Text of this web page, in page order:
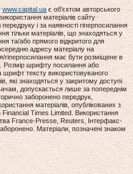
www.capital.uaє об'єктом авторського
матеріалів сайту
і за наявності гіперпосилання
тільки матеріалів, що знаходяться у
та/або прямого відкритого для
адресу матеріалу на
має бути розміщене в
Розмір шрифту посилання або
тексту використовуваного
які знаходяться у закритому доступі
допускається лише за попереднім
заборонено передрук,
матеріалів, опублікованих з
Times Limited. Використання
France-Presse, Reuters, Інтерфакс-
Матеріали, позначені знаком